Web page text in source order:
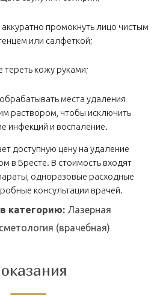
промокнуть лицо чистым
или салфеткой;
тереть кожу руками;
места удаления
раствором, чтобы исключить
инфекций и воспаление.
доступную цену на удаление
в Бресте. В стоимость входят
одноразовые расходные
консультации врачей.
категорию: Лазерная
(врачебная)